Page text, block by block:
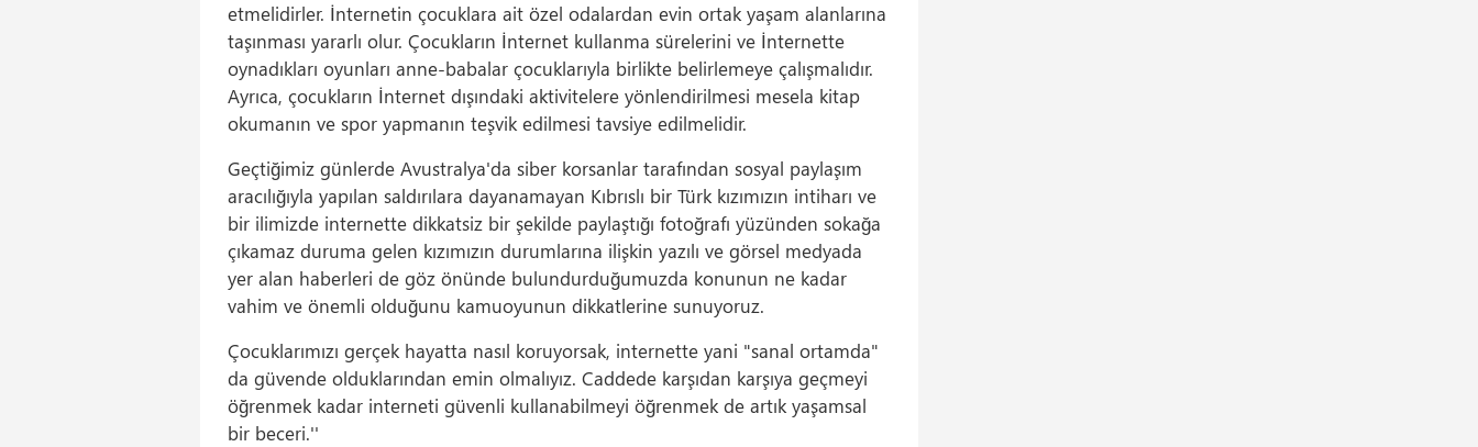
etmelidirler. İnternetin çocuklara ait özel odalardan evin ortak yaşam alanlarına
taşınması yararlı olur. Çocukların İnternet kullanma sürelerini ve İnternette
oynadıkları oyunları anne-babalar çocuklarıyla birlikte belirlemeye çalışmalıdır.
Ayrıca, çocukların İnternet dışındaki aktivitelere yönlendirilmesi mesela kitap
okumanın ve spor yapmanın teşvik edilmesi tavsiye edilmelidir.
Geçtiğimiz günlerde Avustralya'da siber korsanlar tarafından sosyal paylaşım
aracılığıyla yapılan saldırılara dayanamayan Kıbrıslı bir Türk kızımızın intiharı ve
bir ilimizde internette dikkatsiz bir şekilde paylaştığı fotoğrafı yüzünden sokağa
çıkamaz duruma gelen kızımızın durumlarına ilişkin yazılı ve görsel medyada
yer alan haberleri de göz önünde bulundurduğumuzda konunun ne kadar
vahim ve önemli olduğunu kamuoyunun dikkatlerine sunuyoruz.
Çocuklarımızı gerçek hayatta nasıl koruyorsak, internette yani "sanal ortamda"
da güvende olduklarından emin olmalıyız. Caddede karşıdan karşıya geçmeyi
öğrenmek kadar interneti güvenli kullanabilmeyi öğrenmek de artık yaşamsal
bir beceri.''